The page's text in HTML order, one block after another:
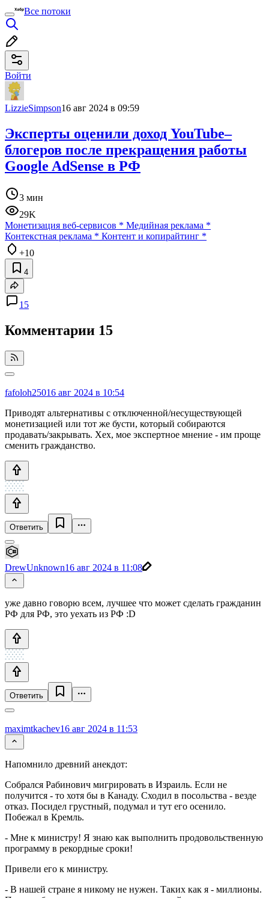
Все потоки
Войти
LizzieSimpson16 авг 2024 в 09:59
Эксперты оценили доход YouTube–
блогеров после прекращения работы
Google AdSense в РФ
3 мин
29K
Монетизация веб-сервисов * Медийная реклама *
Контекстная реклама * Контент и копирайтинг *
+10
4
15
Комментарии 15
fafoloh25016 авг 2024 в 10:54
Приводят альтернативы с отключенной/несуществующей
монетизацией или тот же бусти, который собираются
продавать/закрывать. Хех, мое экспертное мнение - им проще
сменить гражданство.
Ответить
DrewUnknown16 авг 2024 в 11:08
уже давно говорю всем, лучшее что может сделать гражданин
РФ для РФ, это уехать из РФ :D
Ответить
maximtkachev16 авг 2024 в 11:53
Напомнило древний анекдот:
Собрался Рабинович мигрировать в Израиль. Если не
получится - то хотя бы в Канаду. Сходил в посольства - везде
отказ. Посидел грустный, подумал и тут его осенило.
Побежал в Кремль.
- Мне к министру! Я знаю как выполнить продовольственную
программу в рекордные сроки!
Привели его к министру.
- В нашей стране я никому не нужен. Таких как я - миллионы.